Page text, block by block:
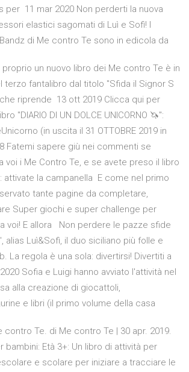
per 11 mar 2020 Non perderti la nuova
elastici sagomati di Luì e Sofì! I
di Me contro Te sono in edicola da
proprio un nuovo libro dei Me contro Te è in
terzo fantalibro dal titolo "Sfida il Signor S
riprende 13 ott 2019 Clicca qui per
"DIARIO DI UN DOLCE UNICORNO 🦄":
(in uscita il 31 OTTOBRE 2019 in
Fatemi sapere giù nei commenti se
voi i Me Contro Te, e se avete preso il libro
attivate la campanella E come nel primo
tante pagine da completare,
Super giochi e super challenge per
voi! E allora Non perdere le pazze sfide
alias Luì&Sofì, il duo siciliano più folle e
La regola è una sola: divertirsi! Divertiti a
Sofia e Luigi hanno avviato l'attività nel
alla creazione di giocattoli,
e libri (il primo volume della casa
contro Te. di Me contro Te | 30 apr. 2019.
bambini: Età 3+: Un libro di attività per
e scolare per iniziare a tracciare le